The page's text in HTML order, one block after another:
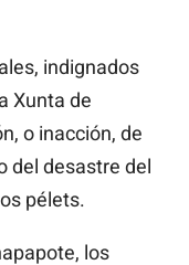
indignados
Xunta de
o inacción, de
del desastre del
pélets.
los